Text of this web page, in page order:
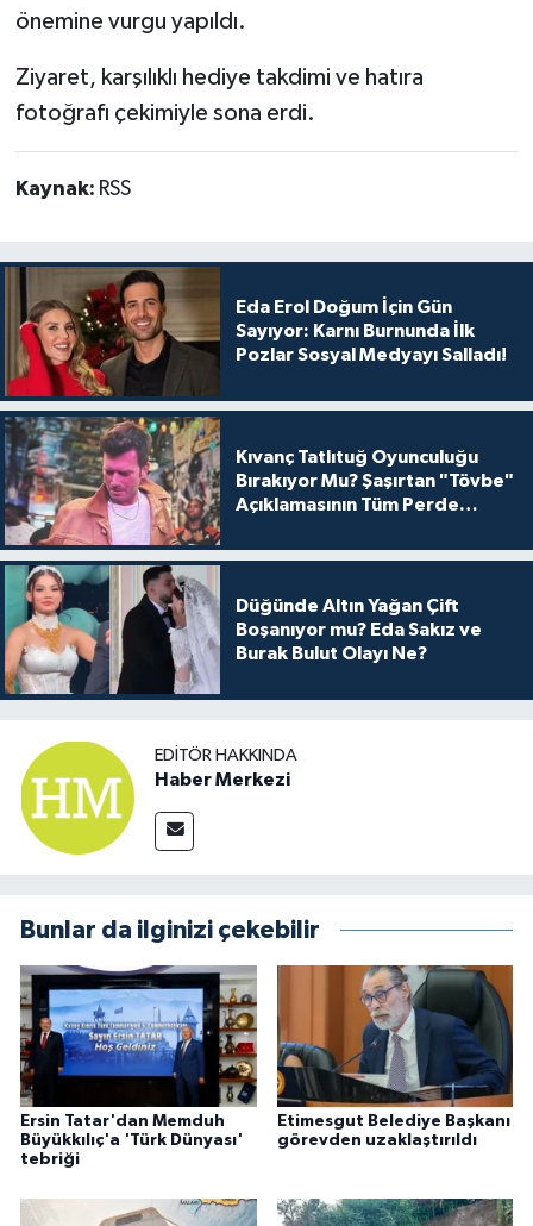
önemine vurgu yapıldı.
Ziyaret, karşılıklı hediye takdimi ve hatıra
fotoğrafı çekimiyle sona erdi.
Kaynak: RSS
Eda Erol Doğum İçin Gün
Sayıyor: Karnı Burnunda İlk
Pozlar Sosyal Medyayı Salladı!
Kıvanç Tatlıtuğ Oyunculuğu
Bırakıyor Mu? Şaşırtan "Tövbe"
Açıklamasının Tüm Perde
Düğünde Altın Yağan Çift
Boşanıyor mu? Eda Sakız ve
Burak Bulut Olayı Ne?
EDITÖR HAKKINDA
Haber Merkezi
Bunlar da ilginizi çekebilir
Ersin Tatar'dan Memduh
Büyükkılıç'a 'Türk Dünyası'
tebriği
Etimesgut Belediye Başkanı
görevden uzaklaştırıldı